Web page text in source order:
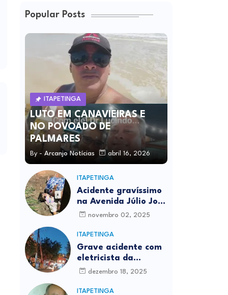
Popular Posts
ITAPETINGA
LUTO EM CANAVIEIRAS E
NO POVOADO DE
PALMARES
By - Arcanjo Notícias abril 16, 2026
ITAPETINGA
Acidente gravíssimo
na Avenida Júlio José
Rodrigues deixa um
novembro 02, 2025
ITAPETINGA
Grave acidente com
eletricista da
Prefeitura é
Itapetinga
dezembro 18, 2025
ITAPETINGA